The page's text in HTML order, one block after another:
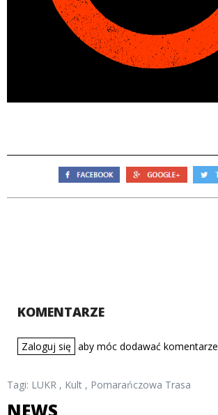
KOMENTARZE
Zaloguj się aby móc dodawać komentarze
Tagi: LUKR , Kult , Pomarańczowa Trasa